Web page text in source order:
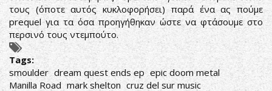
τους (όποτε αυτός κυκλοφορήσει) παρά ένα ας πούμε
prequel για τα όσα προηγήθηκαν ώστε να φτάσουμε στο
περσινό τους ντεμπούτο.
Tags:
smoulder dream quest ends ep epic doom metal
Manilla Road mark shelton cruz del sur music